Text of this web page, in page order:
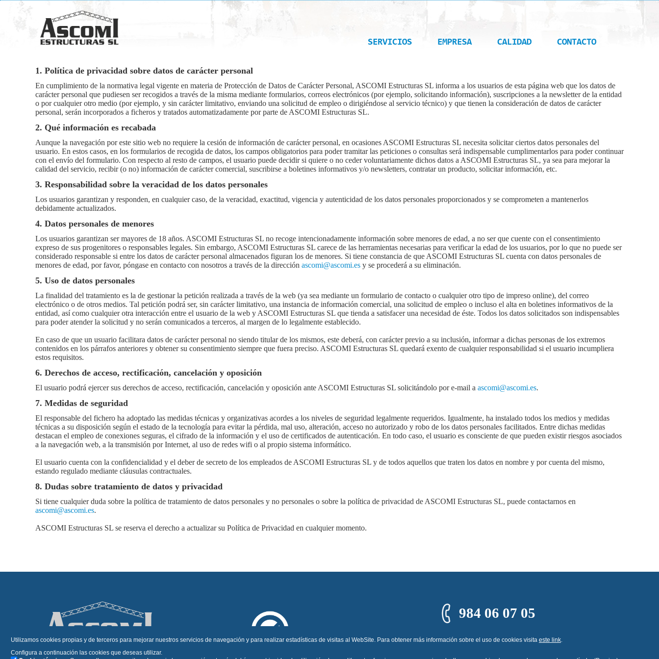
SERVICIOS EMPRESA CALIDAD CONTACTO
1. Política de privacidad sobre datos de carácter personal
En cumplimiento de la normativa legal vigente en materia de Protección de Datos de Carácter Personal, ASCOMI Estructuras SL informa a los usuarios de esta página web que los datos de
carácter personal que pudiesen ser recogidos a través de la misma mediante formularios, correos electrónicos (por ejemplo, solicitando información), suscripciones a la newsletter de la entidad
o por cualquier otro medio (por ejemplo, y sin carácter limitativo, enviando una solicitud de empleo o dirigiéndose al servicio técnico) y que tienen la consideración de datos de carácter
personal, serán incorporados a ficheros y tratados automatizadamente por parte de ASCOMI Estructuras SL.
2. Qué información es recabada
Aunque la navegación por este sitio web no requiere la cesión de información de carácter personal, en ocasiones ASCOMI Estructuras SL necesita solicitar ciertos datos personales del
usuario. En estos casos, en los formularios de recogida de datos, los campos obligatorios para poder tramitar las peticiones o consultas será indispensable cumplimentarlos para poder continuar
con el envío del formulario. Con respecto al resto de campos, el usuario puede decidir si quiere o no ceder voluntariamente dichos datos a ASCOMI Estructuras SL, ya sea para mejorar la
calidad del servicio, recibir (o no) información de carácter comercial, suscribirse a boletines informativos y/o newsletters, contratar un producto, solicitar información, etc.
3. Responsabilidad sobre la veracidad de los datos personales
Los usuarios garantizan y responden, en cualquier caso, de la veracidad, exactitud, vigencia y autenticidad de los datos personales proporcionados y se comprometen a mantenerlos
debidamente actualizados.
4. Datos personales de menores
Los usuarios garantizan ser mayores de 18 años. ASCOMI Estructuras SL no recoge intencionadamente información sobre menores de edad, a no ser que cuente con el consentimiento
expreso de sus progenitores o responsables legales. Sin embargo, ASCOMI Estructuras SL carece de las herramientas necesarias para verificar la edad de los usuarios, por lo que no puede ser
considerado responsable si entre los datos de carácter personal almacenados figuran los de menores. Si tiene constancia de que ASCOMI Estructuras SL cuenta con datos personales de
menores de edad, por favor, póngase en contacto con nosotros a través de la dirección ascomi@ascomi.es y se procederá a su eliminación.
5. Uso de datos personales
La finalidad del tratamiento es la de gestionar la petición realizada a través de la web (ya sea mediante un formulario de contacto o cualquier otro tipo de impreso online), del correo
electrónico o de otros medios. Tal petición podrá ser, sin carácter limitativo, una instancia de información comercial, una solicitud de empleo o incluso el alta en boletines informativos de la
entidad, así como cualquier otra interacción entre el usuario de la web y ASCOMI Estructuras SL que tienda a satisfacer una necesidad de éste. Todos los datos solicitados son indispensables
para poder atender la solicitud y no serán comunicados a terceros, al margen de lo legalmente establecido.
En caso de que un usuario facilitara datos de carácter personal no siendo titular de los mismos, este deberá, con carácter previo a su inclusión, informar a dichas personas de los extremos
contenidos en los párrafos anteriores y obtener su consentimiento siempre que fuera preciso. ASCOMI Estructuras SL quedará exento de cualquier responsabilidad si el usuario incumpliera
estos requisitos.
6. Derechos de acceso, rectificación, cancelación y oposición
El usuario podrá ejercer sus derechos de acceso, rectificación, cancelación y oposición ante ASCOMI Estructuras SL solicitándolo por e-mail a ascomi@ascomi.es.
7. Medidas de seguridad
El responsable del fichero ha adoptado las medidas técnicas y organizativas acordes a los niveles de seguridad legalmente requeridos. Igualmente, ha instalado todos los medios y medidas
técnicas a su disposición según el estado de la tecnología para evitar la pérdida, mal uso, alteración, acceso no autorizado y robo de los datos personales facilitados. Entre dichas medidas
destacan el empleo de conexiones seguras, el cifrado de la información y el uso de certificados de autenticación. En todo caso, el usuario es consciente de que pueden existir riesgos asociados
a la navegación web, a la transmisión por Internet, al uso de redes wifi o al propio sistema informático.
El usuario cuenta con la confidencialidad y el deber de secreto de los empleados de ASCOMI Estructuras SL y de todos aquellos que traten los datos en nombre y por cuenta del mismo,
estando regulado mediante cláusulas contractuales.
8. Dudas sobre tratamiento de datos y privacidad
Si tiene cualquier duda sobre la política de tratamiento de datos personales y no personales o sobre la política de privacidad de ASCOMI Estructuras SL, puede contactarnos en
ascomi@ascomi.es.
ASCOMI Estructuras SL se reserva el derecho a actualizar su Política de Privacidad en cualquier momento.
984 06 07 05
Aviso legal
Utilizamos cookies propias y de terceros para mejorar nuestros servicios de navegación y para realizar estadísticas de visitas al WebSite. Para obtener más información sobre el uso de cookies visita este link.
Configura a continuación las cookies que deseas utilizar.